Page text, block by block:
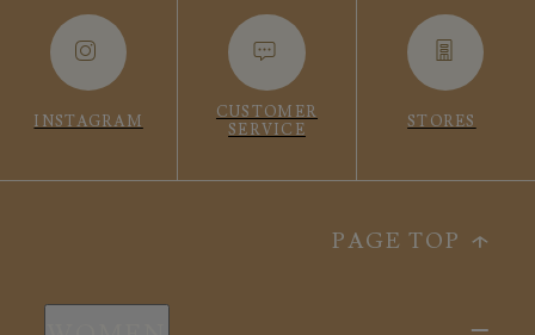
INSTAGRAM
CUSTOMER
SERVICE
STORES
PAGE TOP